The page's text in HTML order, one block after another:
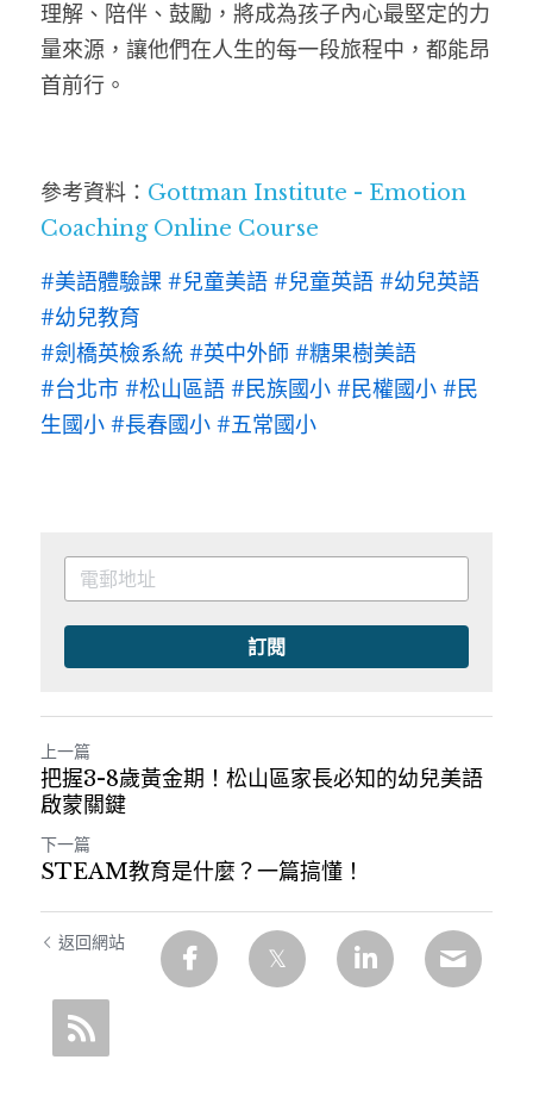
理解、陪伴、鼓勵，將成為孩子內心最堅定的力
量來源，讓他們在人生的每一段旅程中，都能昂
首前行。
參考資料： Gottman Institute - Emotion
Coaching Online Course
#美語體驗課 #兒童美語 #兒童英語 #幼兒英語
#幼兒教育
#劍橋英檢系統 #英中外師 #糖果樹美語
#台北市 #松山區語 #民族國小 #民權國小 #民
生國小 #長春國小 #五常國小
訂閱
上一篇
把握3-8歲黃金期！松山區家長必知的幼兒美語
啟蒙關鍵
下一篇
STEAM教育是什麼？一篇搞懂！
返回網站